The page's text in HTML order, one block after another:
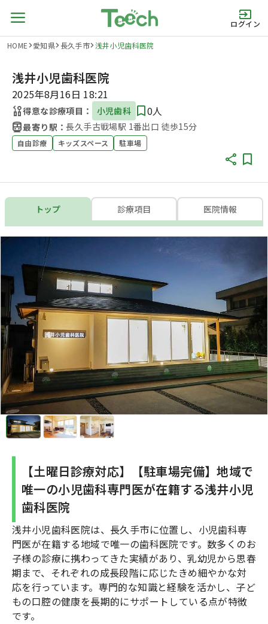
ログイン
HOME 愛知県 長久手市 浅井小児歯科医院
浅井小児歯科医院
2025年8月16日 18:21
得意な診療項目： 小児歯科 0人
最寄り駅：長久手古戦場駅 1番出口 徒歩15分
自由診療 キッズスペース 駐車場
トップ 診療項目 医院情報
【土曜日診療対応】【駐車場完備】地域で
唯一の小児歯科専門医が在籍する浅井小児
歯科医院
浅井小児歯科医院は、長久手市に位置し、小児歯科専
門医が在籍する地域で唯一の歯科医院です。数多くのお
子様の診療に携わってきた実績があり、乳幼児から思春
期まで、それぞれの成長段階に応じたきめ細やかな対
応を行っています。専門的な知識と経験を活かし、子ど
もの口腔の健康を長期的にサポートしている点が特徴
です。